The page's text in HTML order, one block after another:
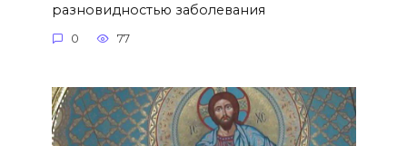
разновидностью заболевания
0 77